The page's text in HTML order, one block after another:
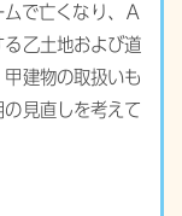
で亡くなり、Ａ
乙土地および道
建物の取扱いも
見直しを考えて